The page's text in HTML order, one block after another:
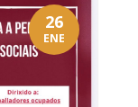
26
ENE